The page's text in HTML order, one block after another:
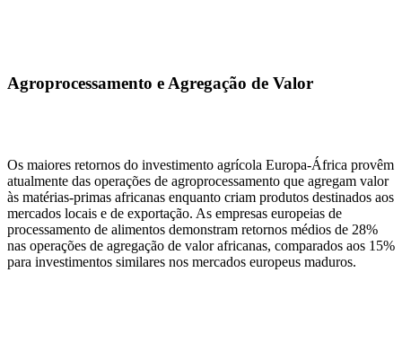
Agroprocessamento e Agregação de Valor
Os maiores retornos do investimento agrícola Europa-África provêm
atualmente das operações de agroprocessamento que agregam valor
às matérias-primas africanas enquanto criam produtos destinados aos
mercados locais e de exportação. As empresas europeias de
processamento de alimentos demonstram retornos médios de 28%
nas operações de agregação de valor africanas, comparados aos 15%
para investimentos similares nos mercados europeus maduros.